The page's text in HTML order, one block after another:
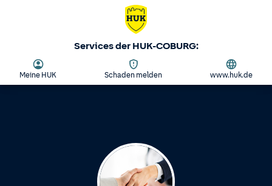
Services der HUK-COBURG:
Meine HUK Schaden melden www.huk.de